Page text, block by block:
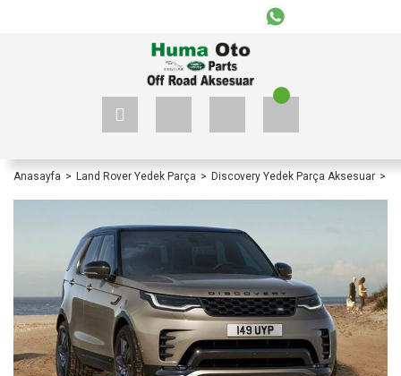
Anasayfa Land Rover Yedek Parça Discovery Yedek Parça Aksesuar